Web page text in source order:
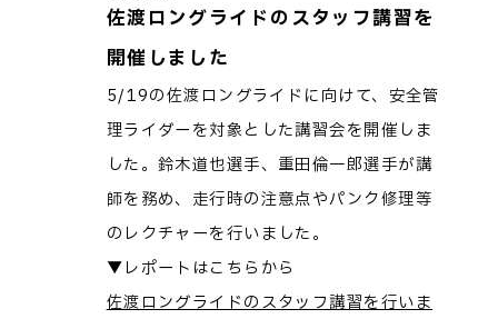
佐渡ロングライドのスタッフ講習を
開催しました
5/19の佐渡ロングライドに向けて、安全管
理ライダーを対象とした講習会を開催しま
した。鈴木道也選手、重田倫一郎選手が講
師を務め、走行時の注意点やパンク修理等
のレクチャーを行いました。
▼レポートはこちらから
佐渡ロングライドのスタッフ講習を行いま